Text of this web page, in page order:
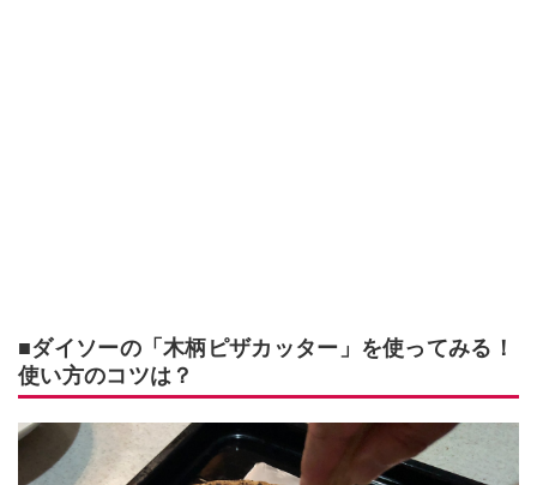
■ダイソーの「木柄ピザカッター」を使ってみる！
使い方のコツは？